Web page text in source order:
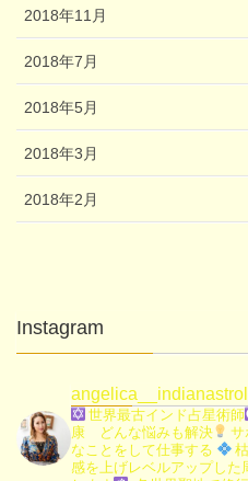
2018年11月
2018年7月
2018年5月
2018年3月
2018年2月
Instagram
世界最古インド占星術師
康 どんな悩みも解決
サ
なことをして仕事する
感を上げレベルアップした